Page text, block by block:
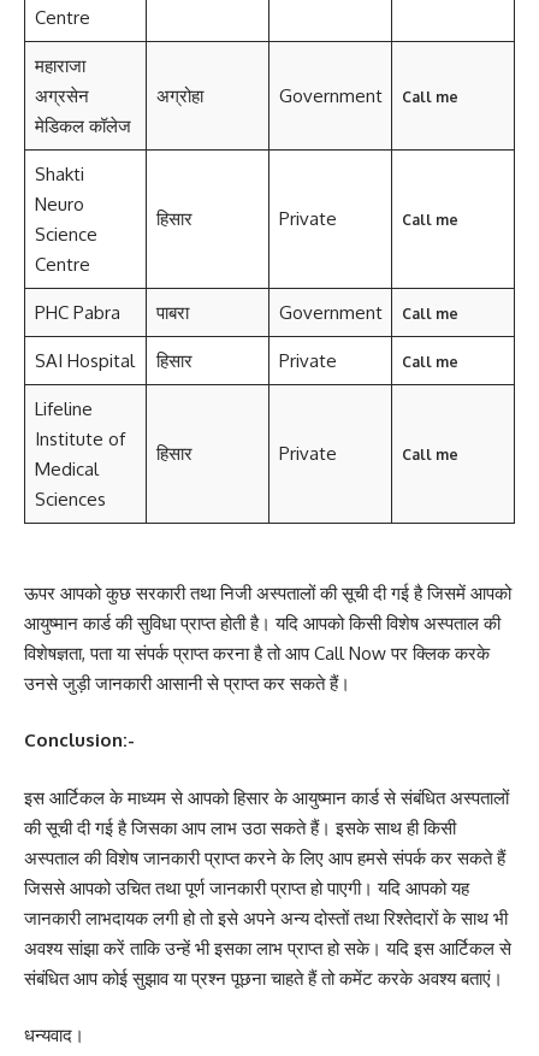
Centre
महाराजा
अग्रसेन
मेडिकल कॉलेज
अग्रोहा Government Call me
Shakti
Neuro
Science
Centre
हिसार Private Call me
PHC Pabra पाबरा Government Call me
SAI Hospital हिसार Private Call me
Lifeline
Institute of
Medical
Sciences
हिसार Private Call me
ऊपर आपको कुछ सरकारी तथा निजी अस्पतालों की सूची दी गई है जिसमें आपको
आयुष्मान कार्ड की सुविधा प्राप्त होती है। यदि आपको किसी विशेष अस्पताल की
विशेषज्ञता, पता या संपर्क प्राप्त करना है तो आप Call Now पर क्लिक करके
उनसे जुड़ी जानकारी आसानी से प्राप्त कर सकते हैं।
Conclusion:-
इस आर्टिकल के माध्यम से आपको हिसार के आयुष्मान कार्ड से संबंधित अस्पतालों
की सूची दी गई है जिसका आप लाभ उठा सकते हैं। इसके साथ ही किसी
अस्पताल की विशेष जानकारी प्राप्त करने के लिए आप हमसे संपर्क कर सकते हैं
जिससे आपको उचित तथा पूर्ण जानकारी प्राप्त हो पाएगी। यदि आपको यह
जानकारी लाभदायक लगी हो तो इसे अपने अन्य दोस्तों तथा रिश्तेदारों के साथ भी
अवश्य सांझा करें ताकि उन्हें भी इसका लाभ प्राप्त हो सके। यदि इस आर्टिकल से
संबंधित आप कोई सुझाव या प्रश्न पूछना चाहते हैं तो कमेंट करके अवश्य बताएं।
धन्यवाद।